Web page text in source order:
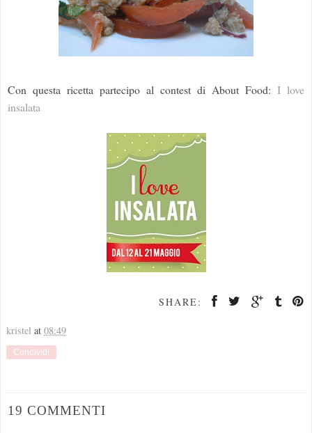
Con questa ricetta partecipo al contest di About Food: I love
insalata
SHARE:
kristel at 08:49
Condividi
19 COMMENTI